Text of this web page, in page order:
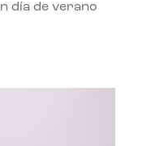
día de verano